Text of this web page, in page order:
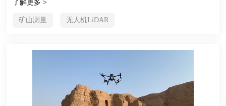
了解更多 >
矿山测量 无人机LiDAR